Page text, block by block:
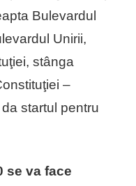
Bulevardul
Unirii,
stânga
–
startul pentru
se va face